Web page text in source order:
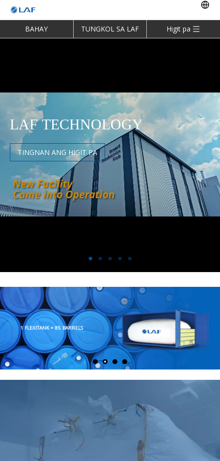
BAHAY TUNGKOL SA LAF Higit pa
LAF TECHNOLOGY
TINGNAN ANG HIGIT PA
SILO-TO-SILO
DRY BULKTRANSPORT SOLUTION